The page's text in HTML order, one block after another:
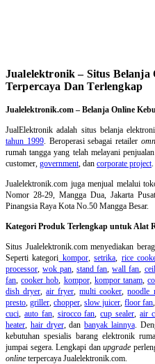
Jualelektronik – Situs Belanja
Terpercaya Dan Terlengkap
Jualelektronik.com – Belanja Online
JualElektronik adalah situs belanja
tahun 1999. Beroperasi sebagai retailer
rumah tangga yang telah melayani
customer, government, dan corporate project.
Jualelektronik.com juga menjual melalui
Nomor 28-29, Mangga Dua, Jakarta
Pinangsia Raya Kota No.50 Mangga Besar.
Kategori Produk Terlengkap untuk Alat
Situs Jualelektronik.com menyediakan
Seperti kategori kompor,setrika, rice
processor,wok pan,stand fan,wall fan,
fan,cooker hob, kompor, kompor tanam,
dish dryer,air fryer,multi cooker,noodle
presto,griller,chopper,slow juicer,floor fan,
cuci, auto fan, sirocco fan,cup sealer,air
heater, hair dryer, dan banyak lainnya.
kebutuhan spesialis barang elektronik
jumpai segera. Lengkapi danupgrade
online terpercaya Jualelektronik.com.